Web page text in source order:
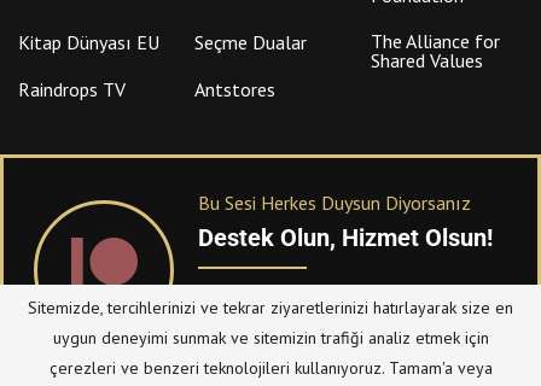
Kitap Dünyası EU
Seçme Dualar
The Alliance for
Shared Values
Raindrops TV
Antstores
Bu Sesi Herkes Duysun Diyorsanız
Destek Olun, Hizmet Olsun!
PATREONüzerinden sitemize bağışta
bulanabilirsiniz.
Sitemizde, tercihlerinizi ve tekrar ziyaretlerinizi hatırlayarak size en
uygun deneyimi sunmak ve sitemizin trafiği analiz etmek için
çerezleri ve benzeri teknolojileri kullanıyoruz. Tamam'a veya